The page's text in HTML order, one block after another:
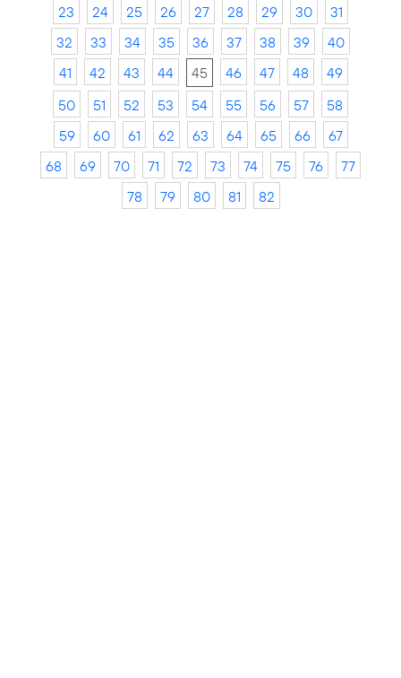
23
24 25 26 27 28 29 30
31
32
33 34 35 36 37 38 39
40
41
42 43 44 45 46 47 48
49
50
51 52 53 54 55 56 57
58
59
60 61 62 63 64 65 66
67
68
69 70 71 72 73 74 75 76
77
78
79 80 81 82